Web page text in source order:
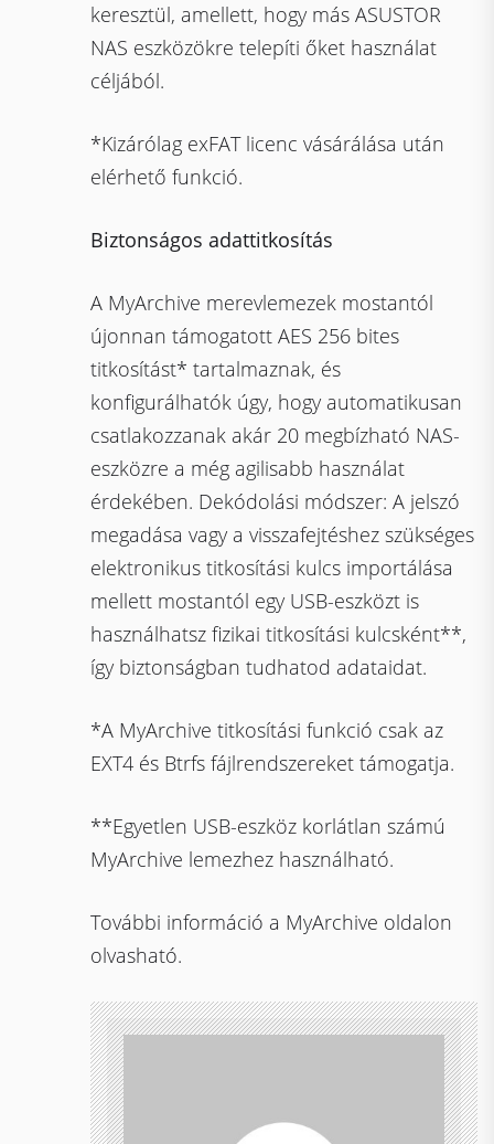
keresztül, amellett, hogy más ASUSTOR
NAS eszközökre telepíti őket használat
céljából.
*Kizárólag exFAT licenc vásárálása után
elérhető funkció.
Biztonságos adattitkosítás
A MyArchive merevlemezek mostantól
újonnan támogatott AES 256 bites
titkosítást* tartalmaznak, és
konfigurálhatók úgy, hogy automatikusan
csatlakozzanak akár 20 megbízható NAS-
eszközre a még agilisabb használat
érdekében. Dekódolási módszer: A jelszó
megadása vagy a visszafejtéshez szükséges
elektronikus titkosítási kulcs importálása
mellett mostantól egy USB-eszközt is
használhatsz fizikai titkosítási kulcsként**,
így biztonságban tudhatod adataidat.
*A MyArchive titkosítási funkció csak az
EXT4 és Btrfs fájlrendszereket támogatja.
**Egyetlen USB-eszköz korlátlan számú
MyArchive lemezhez használható.
További információ a MyArchive oldalon
olvasható.